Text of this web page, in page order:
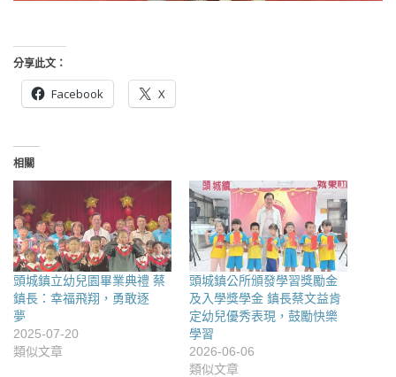
分享此文：
Facebook X
相關
頭城鎮立幼兒園畢業典禮 蔡
鎮長：幸福飛翔，勇敢逐
夢
2025-07-20
類似文章
頭城鎮公所頒發學習獎勵金
及入學獎學金 鎮長蔡文益肯
定幼兒優秀表現，鼓勵快樂
學習
2026-06-06
類似文章